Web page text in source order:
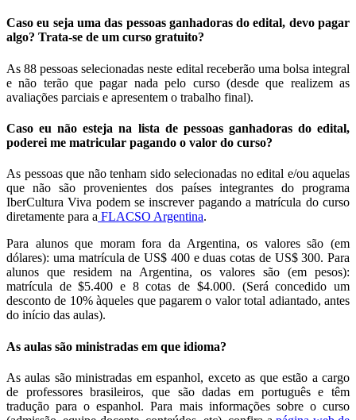
Caso eu seja uma das pessoas ganhadoras do edital, devo pagar
algo? Trata-se de um curso gratuito?
As 88 pessoas selecionadas neste edital receberão uma bolsa integral
e não terão que pagar nada pelo curso (desde que realizem as
avaliações parciais e apresentem o trabalho final).
Caso eu não esteja na lista de pessoas ganhadoras do edital,
poderei me matricular pagando o valor do curso?
As pessoas que não tenham sido selecionadas no edital e/ou aquelas
que não são provenientes dos países integrantes do programa
IberCultura Viva podem se inscrever pagando a matrícula do curso
diretamente para a FLACSO Argentina.
Para alunos que moram fora da Argentina, os valores são (em
dólares): uma matrícula de US$ 400 e duas cotas de US$ 300. Para
alunos que residem na Argentina, os valores são (em pesos):
matrícula de $5.400 e 8 cotas de $4.000. (Será concedido um
desconto de 10% àqueles que pagarem o valor total adiantado, antes
do início das aulas).
As aulas são ministradas em que idioma?
As aulas são ministradas em espanhol, exceto as que estão a cargo
de professores brasileiros, que são dadas em português e têm
tradução para o espanhol. Para mais informações sobre o curso